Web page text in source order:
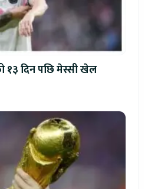
१३ दिन पछि मेस्सी खेल